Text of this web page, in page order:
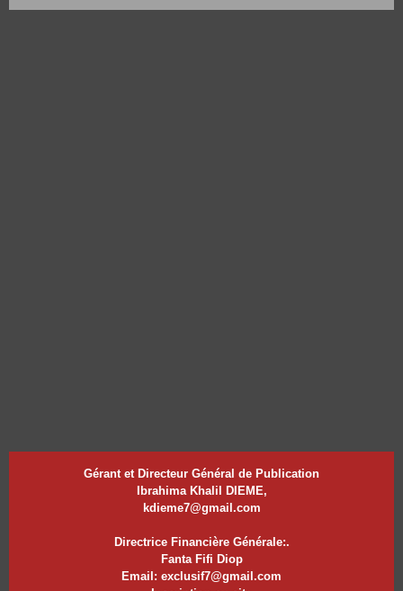
Gérant et Directeur Général de Publication
Ibrahima Khalil DIEME,
kdieme7@gmail.com
Directrice Financière Générale:.
Fanta Fifi Diop
Email: exclusif7@gmail.com